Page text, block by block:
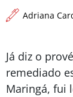
Adriana
Já diz o
remediado
Maringá, fui